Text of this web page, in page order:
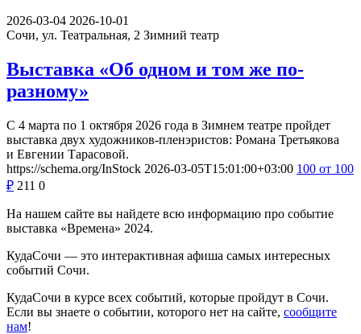
2026-03-04 2026-10-01
Сочи, ул. Театральная, 2 Зимний театр
Выставка «Об одном и том же по-
разному»
С 4 марта по 1 октября 2026 года в Зимнем театре пройдет
выставка двух художников-пленэристов: Романа Третьякова
и Евгении Тарасовой.
https://schema.org/InStock 2026-03-05T15:01:00+03:00 100 от 100
₽ 211 0
На нашем сайте вы найдете всю информацию про событие
выставка «Времена» 2024.
КудаСочи — это интерактивная афиша самых интересных
событий Сочи.
КудаСочи в курсе всех событий, которые пройдут в Сочи.
Если вы знаете о событии, которого нет на сайте, сообщите
нам!